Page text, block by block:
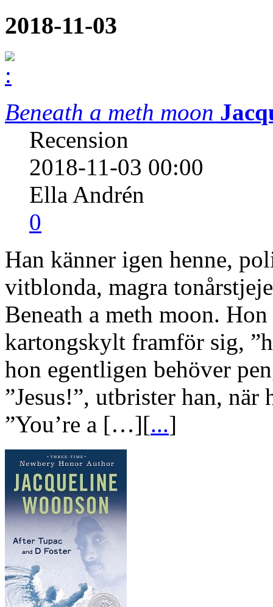
2018-11-03
Beneath a meth moon
Recension
2018-11-03 00:00
Ella Andrén
0
Han känner igen henne,
vitblonda, magra
Beneath a meth moon.
kartongskylt framför sig,
hon egentligen behöver
”Jesus!”, utbrister han,
”You’re a […][...]